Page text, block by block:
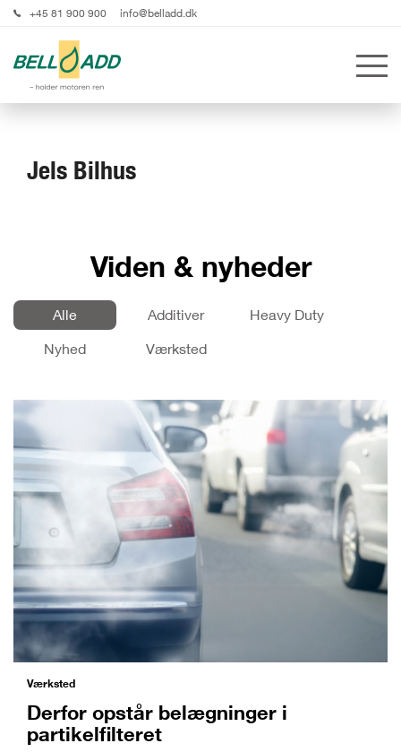
+45 81 900 900 info@belladd.dk
Jels Bilhus
Viden & nyheder
Alle Additiver
Heavy Duty
Nyhed
Værksted
Værksted
Derfor opstår belægninger i
partikelfilteret